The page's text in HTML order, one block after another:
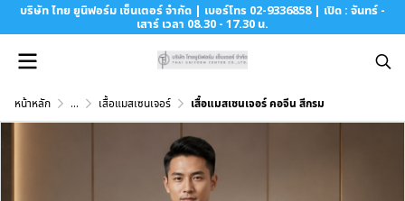
บริษัท ไทย ยูนิฟอร์ม เซ็นเตอร์ จำกัด | เบอร์โทร 02-9336858 | เปิด : จันทร์ -
เสาร์ เวลา 08.30 - 17.30 น.
หน้าหลัก ... เสื้อแมสเซนเจอร์ เสื้อแมสเซนเจอร์ คอจีน สีกรม